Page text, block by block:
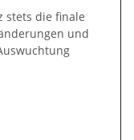
stets die finale
und